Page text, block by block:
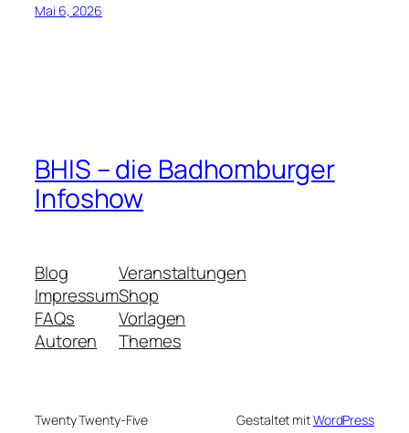
Mai 6, 2026
BHIS – die Badhomburger
Infoshow
Blog
Impressum
FAQs
Autoren
Veranstaltungen
Shop
Vorlagen
Themes
Twenty Twenty-Five Gestaltet mitWordPress